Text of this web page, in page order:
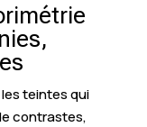
teintes qui
contrastes,